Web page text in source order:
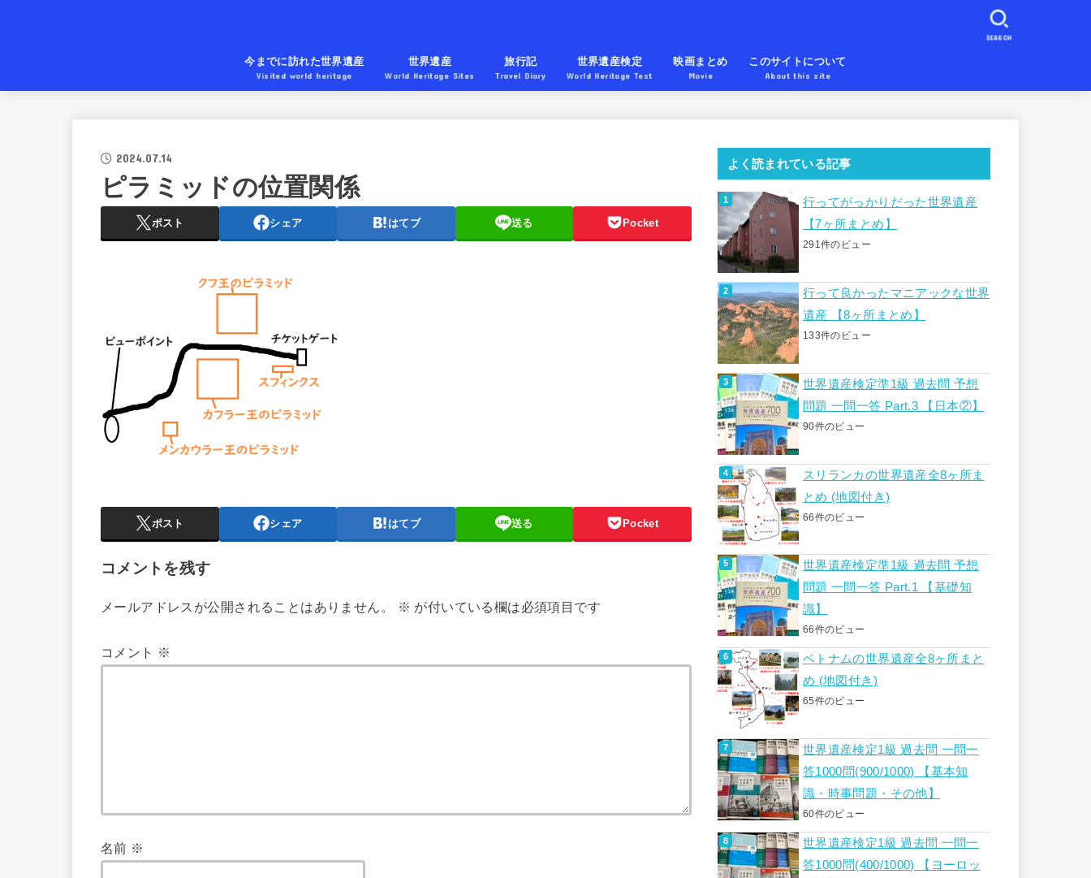
今までに訪れた世界遺産
Visited world heritage
世界遺産
World Heritage Sites
旅行記
Travel Diary
世界遺産検定
World Heritage Test
映画まとめ
Movie
このサイトについて
About this site
SEARCH
2024.07.14
ピラミッドの位置関係
ポスト シェア はてブ 送る Pocket
ポスト シェア はてブ 送る Pocket
コメントを残す
メールアドレスが公開されることはありません。 ※ が付いている欄は必須項目です
コメント ※
名前 ※
よく読まれている記事
行ってがっかりだった世界遺産
【7ヶ所まとめ】
291件のビュー
行って良かったマニアックな世界
遺産 【8ヶ所まとめ】
133件のビュー
世界遺産検定準1級 過去問 予想
問題 一問一答 Part.3 【日本②】
90件のビュー
スリランカの世界遺産全8ヶ所ま
とめ (地図付き)
66件のビュー
世界遺産検定準1級 過去問 予想
問題 一問一答 Part.1 【基礎知
識】
66件のビュー
ベトナムの世界遺産全8ヶ所まと
め (地図付き)
65件のビュー
世界遺産検定1級 過去問 一問一
答1000問(900/1000) 【基本知
識・時事問題・その他】
60件のビュー
世界遺産検定1級 過去問 一問一
答1000問(400/1000) 【ヨーロッ